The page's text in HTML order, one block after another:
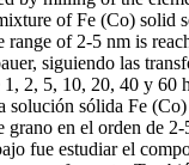
of Fe (Co) solid
of 2-5 nm is
siguiendo las
2, 5, 10, 20, 40 y 60
sólida Fe
en el orden de 2-
fue estudiar el